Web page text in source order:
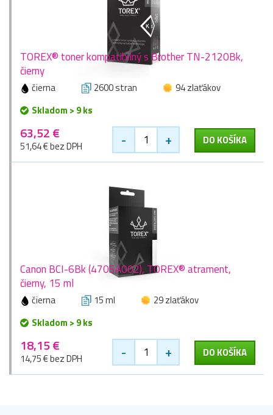
TOREX® toner kompatibilný s Brother TN-2120Bk,
čierny
čierna 2600 stran
94 zlaťákov
Skladom > 9 ks
63,52 €
51,64 € bez DPH - + DO KOŠÍKA
Canon BCI-6Bk (4705A002), TOREX® atrament,
čierny, 15 ml
čierna 15 ml
29 zlaťákov
Skladom > 9 ks
18,15 €
14,75 € bez DPH - + DO KOŠÍKA